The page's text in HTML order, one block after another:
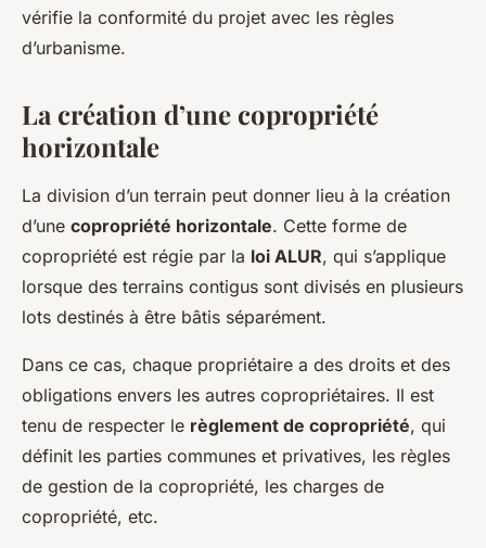
vérifie la conformité du projet avec les règles
d’urbanisme.
La création d’une copropriété
horizontale
La division d’un terrain peut donner lieu à la création
d’une copropriété horizontale. Cette forme de
copropriété est régie par la loi ALUR, qui s’applique
lorsque des terrains contigus sont divisés en plusieurs
lots destinés à être bâtis séparément.
Dans ce cas, chaque propriétaire a des droits et des
obligations envers les autres copropriétaires. Il est
tenu de respecter le règlement de copropriété, qui
définit les parties communes et privatives, les règles
de gestion de la copropriété, les charges de
copropriété, etc.